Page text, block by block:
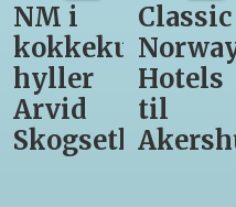
Classic
Norway
Hotels
til
Akershus
Fra
til